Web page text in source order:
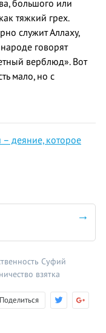
большого или
тяжкий грех.
служит Аллаху,
говорят
верблюд». Вот
мало, но с
деяние, которое
Суфий
взятка